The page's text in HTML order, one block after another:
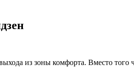
из зоны комфорта. Вместо того